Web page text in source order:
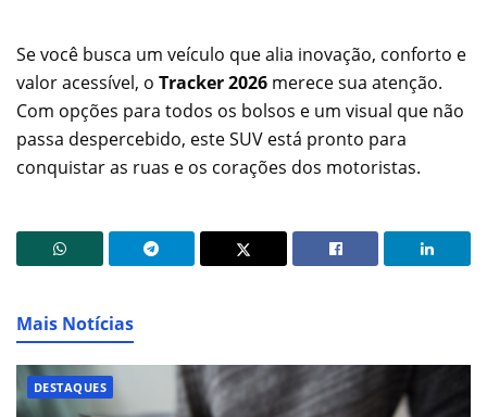
Se você busca um veículo que alia inovação, conforto e
valor acessível, o Tracker 2026 merece sua atenção.
Com opções para todos os bolsos e um visual que não
passa despercebido, este SUV está pronto para
conquistar as ruas e os corações dos motoristas.
Mais Notícias
DESTAQUES